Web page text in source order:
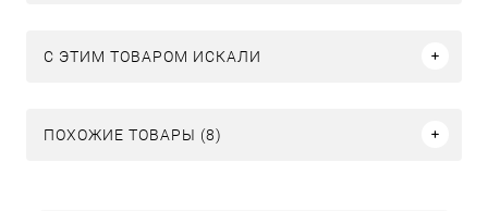
C ЭТИМ ТОВАРОМ ИСКАЛИ
ПОХОЖИЕ ТОВАРЫ (8)